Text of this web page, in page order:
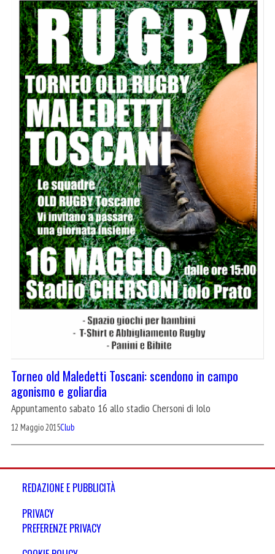
Torneo old Maledetti Toscani: scendono in campo
agonismo e goliardia
Appuntamento sabato 16 allo stadio Chersoni di Iolo
12 Maggio 2015Club
REDAZIONE E PUBBLICITÀ
PRIVACY
PREFERENZE PRIVACY